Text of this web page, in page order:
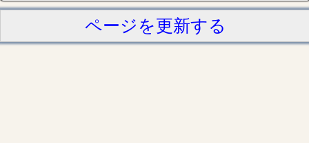
ページを更新する